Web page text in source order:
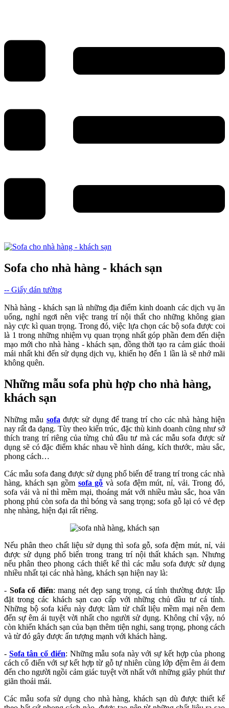
Sofa cho nhà hàng - khách sạn
-- Giấy dán tường
Nhà hàng - khách sạn là những địa điểm kinh doanh các dịch vụ ăn
uống, nghỉ ngơi nên việc trang trí nội thất cho những không gian
này cực kì quan trọng. Trong đó, việc lựa chọn các bộ sofa được coi
là 1 trong những nhiệm vụ quan trọng nhất góp phần đem đến diện
mạo mới cho nhà hàng - khách sạn, đồng thời tạo ra cảm giác thoải
mái nhất khi đến sử dụng dịch vụ, khiến họ đến 1 lần là sẽ nhớ mãi
không quên.
Những mẫu sofa phù hợp cho nhà hàng,
khách sạn
Những mẫu sofa được sử dụng để trang trí cho các nhà hàng hiện
nay rất đa dạng. Tùy theo kiến trúc, đặc thù kinh doanh cũng như sở
thích trang trí riêng của từng chủ đầu tư mà các mẫu sofa được sử
dụng sẽ có đặc điểm khác nhau về hình dáng, kích thước, màu sắc,
phong cách…
Các mẫu sofa đang được sử dụng phổ biến để trang trí trong các nhà
hàng, khách sạn gồm sofa gỗ và sofa đệm mút, nỉ, vải. Trong đó,
sofa vải và nỉ thì mềm mại, thoáng mát với nhiều màu sắc, hoa văn
phong phú còn sofa da thì bóng và sang trọng; sofa gỗ lại có vẻ đẹp
nhẹ nhàng, hiện đại rất riêng.
Nếu phân theo chất liệu sử dụng thì sofa gỗ, sofa đệm mút, nỉ, vải
được sử dụng phổ biến trong trang trí nội thất khách sạn. Nhưng
nếu phân theo phong cách thiết kế thì các mẫu sofa được sử dụng
nhiều nhất tại các nhà hàng, khách sạn hiện nay là:
- Sofa cổ điển: mang nét đẹp sang trọng, cá tính thường được lắp
đặt trong các khách sạn cao cấp với những chủ đầu tư cá tính.
Những bộ sofa kiểu này được làm từ chất liệu mềm mại nên đem
đến sự êm ái tuyệt vời nhất cho người sử dụng. Không chỉ vậy, nó
còn khiến khách sạn của bạn thêm tiện nghi, sang trọng, phong cách
và từ đó gây được ấn tượng mạnh với khách hàng.
- Sofa tân cổ điển: Những mẫu sofa này với sự kết hợp của phong
cách cổ điển với sự kết hợp từ gỗ tự nhiên cùng lớp đệm êm ái đem
đến cho người ngồi cảm giác tuyệt vời nhất với những giây phút thư
giãn thoải mái.
Các mẫu sofa sử dụng cho nhà hàng, khách sạn dù được thiết kế